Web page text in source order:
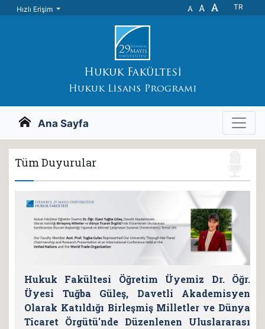
Hızlı Erişim A A A TR
Hukuk Fakültesi
Hukuk Lisans Programı
Ana Sayfa
Tüm Duyurular
Hukuk Fakültesi Öğretim Üyemiz Dr. Öğr.
Üyesi Tuğba Güleş, Davetli Akademisyen
Olarak Katıldığı Birleşmiş Milletler ve Dünya
Ticaret Örgütü'nde Düzenlenen Uluslararası